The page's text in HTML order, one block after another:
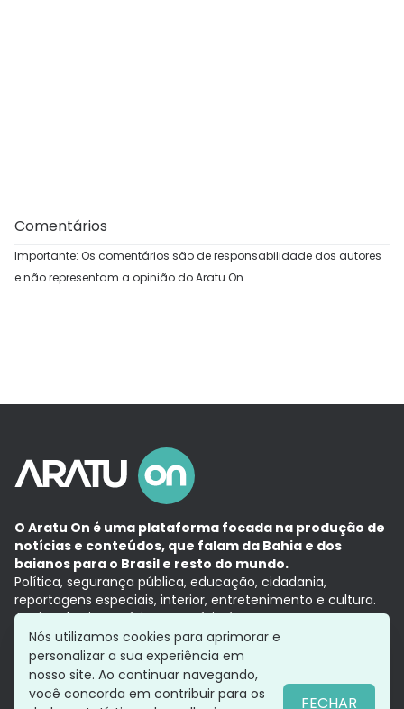
Comentários
Importante: Os comentários são de responsabilidade dos autores
e não representam a opinião do Aratu On.
O Aratu On é uma plataforma focada na produção de
notícias e conteúdos, que falam da Bahia e dos
baianos para o Brasil e resto do mundo.
Política, segurança pública, educação, cidadania,
reportagens especiais, interior, entretenimento e cultura.
Aqui, tudo vira notícia e a notícia é no tempo presente,
com a credibilidade do Grupo Aratu.
Grupo Aratu
Política de privacidade
Nós utilizamos cookies para aprimorar e
personalizar a sua experiência em
nosso site. Ao continuar navegando,
você concorda em contribuir para os
FECHAR